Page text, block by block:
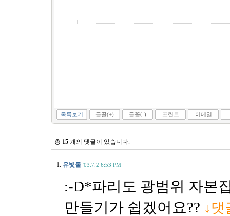
목록보기 글꼴(+) 글꼴(-) 프린트 이메일
총 15 개의 댓글이 있습니다.
1. 유빛돌 '03.7.2 6:53 PM
:-D*파리도 광범위 자본
만들기가 쉽겠어요?? ↓댓